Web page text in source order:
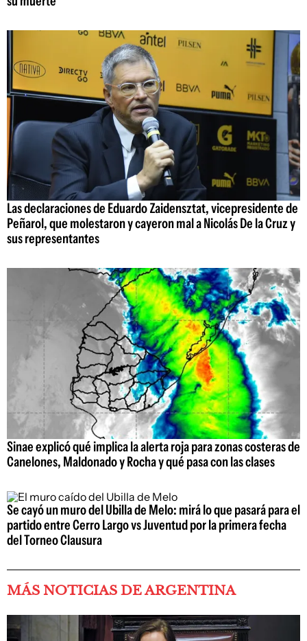
Las declaraciones de Eduardo Zaidensztat, vicepresidente de
Peñarol, que molestaron y cayeron mal a Nicolás De la Cruz y
sus representantes
Sinae explicó qué implica la alerta roja para zonas costeras de
Canelones, Maldonado y Rocha y qué pasa con las clases
Se cayó un muro del Ubilla de Melo: mirá lo que pasará para el
partido entre Cerro Largo vs Juventud por la primera fecha
del Torneo Clausura
MÁS NOTICIAS DE ARGENTINA